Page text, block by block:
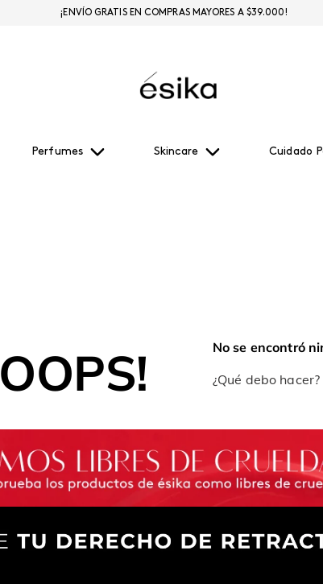
Perfumes Skincare Cuidado
¡ENVÍO GRATIS EN COMPRAS MAYORES A $39.000!
OOPS!
No se encontró
¿Qué debo hacer?